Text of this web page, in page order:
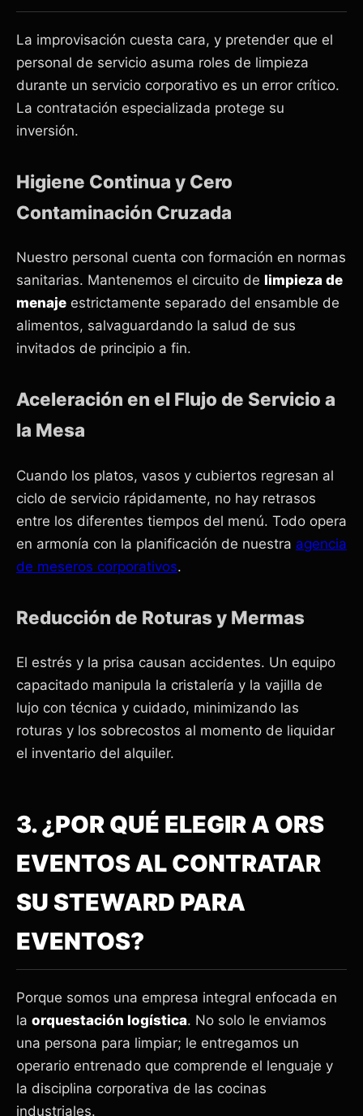
La improvisación cuesta cara, y pretender que el
personal de servicio asuma roles de limpieza
durante un servicio corporativo es un error crítico.
La contratación especializada protege su
inversión.
Higiene Continua y Cero
Contaminación Cruzada
Nuestro personal cuenta con formación en normas
sanitarias. Mantenemos el circuito de limpieza de
menaje estrictamente separado del ensamble de
alimentos, salvaguardando la salud de sus
invitados de principio a fin.
Aceleración en el Flujo de Servicio a
la Mesa
Cuando los platos, vasos y cubiertos regresan al
ciclo de servicio rápidamente, no hay retrasos
entre los diferentes tiempos del menú. Todo opera
en armonía con la planificación de nuestra agencia
de meseros corporativos.
Reducción de Roturas y Mermas
El estrés y la prisa causan accidentes. Un equipo
capacitado manipula la cristalería y la vajilla de
lujo con técnica y cuidado, minimizando las
roturas y los sobrecostos al momento de liquidar
el inventario del alquiler.
3. ¿POR QUÉ ELEGIR A ORS
EVENTOS AL CONTRATAR
SU STEWARD PARA
EVENTOS?
Porque somos una empresa integral enfocada en
la orquestación logística. No solo le enviamos
una persona para limpiar; le entregamos un
operario entrenado que comprende el lenguaje y
la disciplina corporativa de las cocinas
industriales.